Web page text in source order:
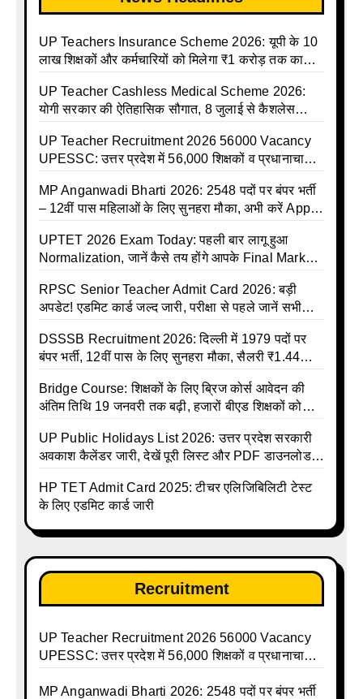
UP Teachers Insurance Scheme 2026: यूपी के 10
लाख शिक्षकों और कर्मचारियों को मिलेगा ₹1 करोड़ तक का
UP Teacher Cashless Medical Scheme 2026:
योगी सरकार की ऐतिहासिक सौगात, 8 जुलाई से कैशलेस
UP Teacher Recruitment 2026 56000 Vacancy
UPESSC: उत्तर प्रदेश में 56,000 शिक्षकों व प्रधानाचार्यों
MP Anganwadi Bharti 2026: 2548 पदों पर बंपर भर्ती
– 12वीं पास महिलाओं के लिए सुनहरा मौका, अभी करें Apply
UPTET 2026 Exam Today: पहली बार लागू हुआ
Normalization, जानें कैसे तय होंगे आपके Final Marks
RPSC Senior Teacher Admit Card 2026: बड़ी
अपडेट! एडमिट कार्ड जल्द जारी, परीक्षा से पहले जानें सभी
DSSSB Recruitment 2026: दिल्ली में 1979 पदों पर
बंपर भर्ती, 12वीं पास के लिए सुनहरा मौका, सैलरी ₹1.44
Bridge Course: शिक्षकों के लिए ब्रिज कोर्स आवेदन की
अंतिम तिथि 19 जनवरी तक बढ़ी, हजारों बीएड शिक्षकों को
UP Public Holidays List 2026: उत्तर प्रदेश सरकारी
अवकाश कैलेंडर जारी, देखें पूरी लिस्ट और PDF डाउनलोड
talika | Sarkari Avkash Talika | Up Holidays List |
Holidays Calendar
HP TET Admit Card 2025: टीचर एलिजिबिलिटी टेस्ट
के लिए एडमिट कार्ड जारी
Recruitment
UP Teacher Recruitment 2026 56000 Vacancy
UPESSC: उत्तर प्रदेश में 56,000 शिक्षकों व प्रधानाचार्यों
MP Anganwadi Bharti 2026: 2548 पदों पर बंपर भर्ती